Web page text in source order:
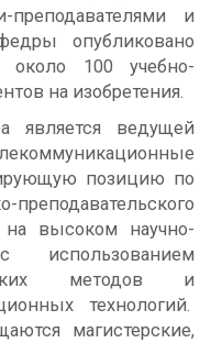
преподавателями и
опубликовано
около 100 учебно-
на изобретения.
является ведущей
позицию по
преподавательского
на высоком научно-
использованием
методов и
технологий.
магистерские,